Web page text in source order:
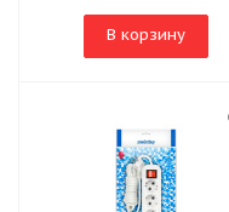
В корзину